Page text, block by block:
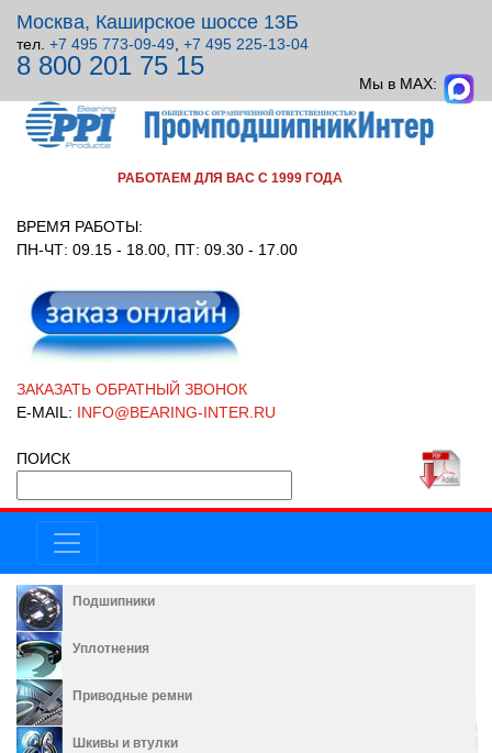
Москва, Каширское шоссе 13Б
тел. +7 495 773-09-49 +7 495 225-13-04
8 800 201 75 15
Мы в MAX:
РАБОТАЕМ ДЛЯ ВАС С 1999 ГОДА
ВРЕМЯ РАБОТЫ:
ПН-ЧТ: 09.15 - 18.00, ПТ: 09.30 - 17.00
ЗАКАЗАТЬ ОБРАТНЫЙ ЗВОНОК
E-MAIL: INFO@BEARING-INTER.RU
ПОИСК
Подшипники
Уплотнения
Приводные ремни
Шкивы и втулки